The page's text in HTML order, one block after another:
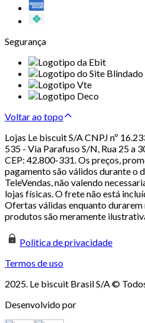
Segurança
Voltar ao topo
Lojas Le biscuit S/A CNPJ nº
535 - Via Parafuso S/N, Rua 25 a
CEP: 42.800-331. Os preços,
pagamento são válidos durante o
TeleVendas, não valendo
lojas físicas. O frete não está
Ofertas válidas enquanto
produtos são meramente
Politica de privacidade
Termos de uso
2025. Le biscuit Brasil S/A ©
Desenvolvido por